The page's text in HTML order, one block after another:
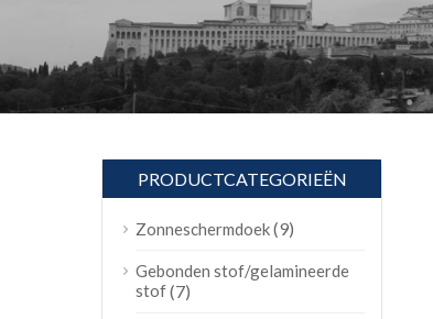
PRODUCTCATEGORIEËN
Zonneschermdoek(9)
Gebonden stof/gelamineerde
stof(7)